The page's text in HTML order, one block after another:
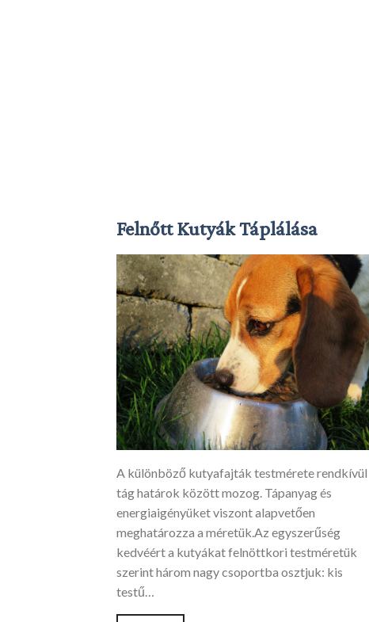
Felnőtt Kutyák Táplálása
A különböző kutyafajták testmérete rendkívül
tág határok között mozog. Tápanyag és
energiaigényüket viszont alapvetően
meghatározza a méretük.Az egyszerűség
kedvéért a kutyákat felnöttkori testméretük
szerint három nagy csoportba osztjuk: kis
testű…